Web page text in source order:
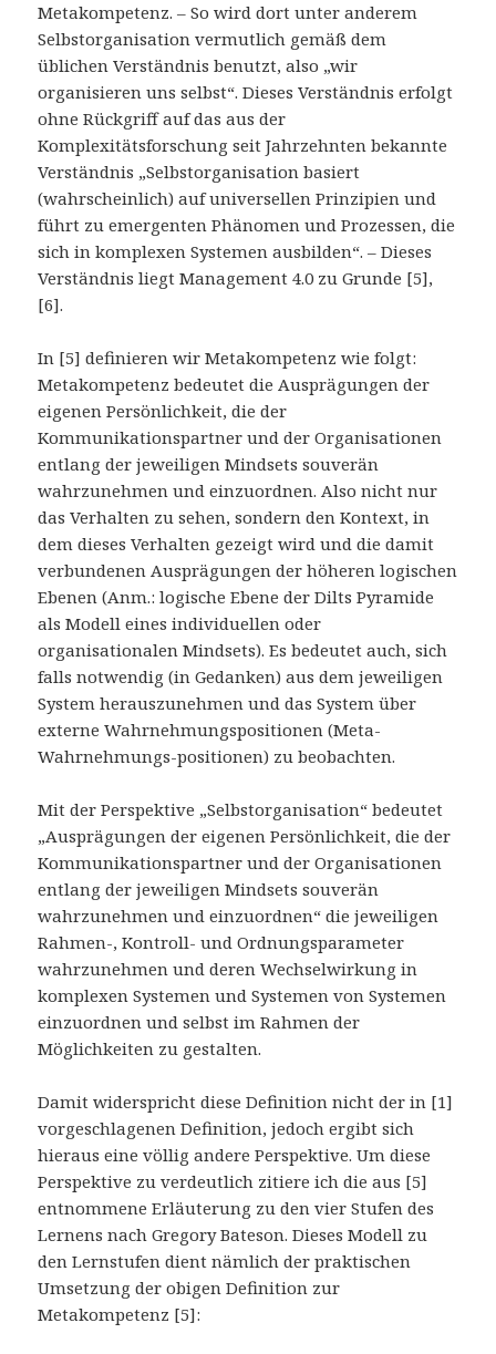
Metakompetenz. – So wird dort unter anderem
Selbstorganisation vermutlich gemäß dem
üblichen Verständnis benutzt, also „wir
organisieren uns selbst“. Dieses Verständnis erfolgt
ohne Rückgriff auf das aus der
Komplexitätsforschung seit Jahrzehnten bekannte
Verständnis „Selbstorganisation basiert
(wahrscheinlich) auf universellen Prinzipien und
führt zu emergenten Phänomen und Prozessen, die
sich in komplexen Systemen ausbilden“. – Dieses
Verständnis liegt Management 4.0 zu Grunde [5],
[6].
In [5] definieren wir Metakompetenz wie folgt:
Metakompetenz bedeutet die Ausprägungen der
eigenen Persönlichkeit, die der
Kommunikationspartner und der Organisationen
entlang der jeweiligen Mindsets souverän
wahrzunehmen und einzuordnen. Also nicht nur
das Verhalten zu sehen, sondern den Kontext, in
dem dieses Verhalten gezeigt wird und die damit
verbundenen Ausprägungen der höheren logischen
Ebenen (Anm.: logische Ebene der Dilts Pyramide
als Modell eines individuellen oder
organisationalen Mindsets). Es bedeutet auch, sich
falls notwendig (in Gedanken) aus dem jeweiligen
System herauszunehmen und das System über
externe Wahrnehmungspositionen (Meta-
Wahrnehmungs-positionen) zu beobachten.
Mit der Perspektive „Selbstorganisation“ bedeutet
„Ausprägungen der eigenen Persönlichkeit, die der
Kommunikationspartner und der Organisationen
entlang der jeweiligen Mindsets souverän
wahrzunehmen und einzuordnen“ die jeweiligen
Rahmen-, Kontroll- und Ordnungsparameter
wahrzunehmen und deren Wechselwirkung in
komplexen Systemen und Systemen von Systemen
einzuordnen und selbst im Rahmen der
Möglichkeiten zu gestalten.
Damit widerspricht diese Definition nicht der in [1]
vorgeschlagenen Definition, jedoch ergibt sich
hieraus eine völlig andere Perspektive. Um diese
Perspektive zu verdeutlich zitiere ich die aus [5]
entnommene Erläuterung zu den vier Stufen des
Lernens nach Gregory Bateson. Dieses Modell zu
den Lernstufen dient nämlich der praktischen
Umsetzung der obigen Definition zur
Metakompetenz [5]: